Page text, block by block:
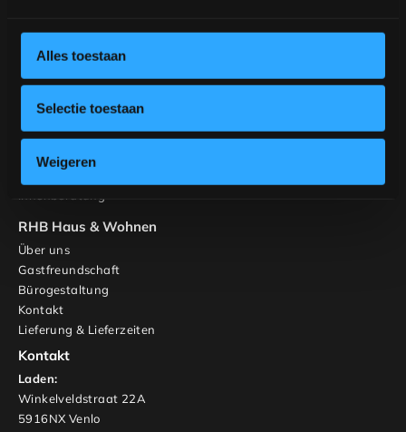
Alles toestaan
Selectie toestaan
Weigeren
Inspiration
Banken
Stühle
Schränke und TV-Möbel
RHB Haus & Wohnen
Über uns
Gastfreundschaft
Bürogestaltung
Kontakt
Lieferung & Lieferzeiten
Kontakt
Laden:
Winkelveldstraat 22A
5916NX Venlo